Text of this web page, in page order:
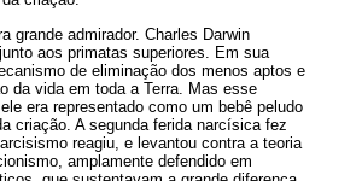
grande admirador. Charles Darwin
aos primatas superiores. Em sua
de eliminação dos menos aptos e
da vida em toda a Terra. Mas esse
era representado como um bebê peludo
criação. A segunda ferida narcísica fez
reagiu, e levantou contra a teoria
amplamente defendido em